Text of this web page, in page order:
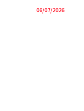
06/07/2026